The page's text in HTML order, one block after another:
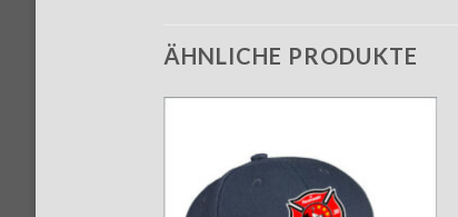
ÄHNLICHE PRODUKTE